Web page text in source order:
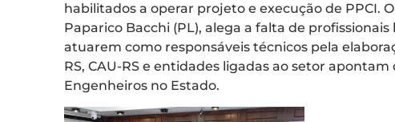
habilitados a operar projeto e execução de PPCI.
Paparico Bacchi (PL), alega a falta de
atuarem como responsáveis técnicos pela
RS, CAU-RS e entidades ligadas ao setor
Engenheiros no Estado.